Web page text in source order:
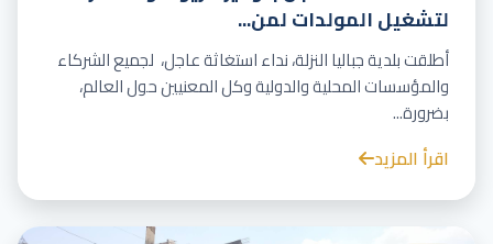
لتشغيل المولدات لمن...
أطلقت بلدية جباليا النزلة، نداء استغاثة عاجل، لجميع الشركاء
والمؤسسات المحلية والدولية وكل المعنيين حول العالم،
بضرورة...
اقرأ المزيد